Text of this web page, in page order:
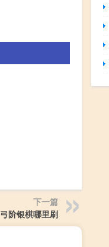
下一篇
弓阶银棋哪里刷